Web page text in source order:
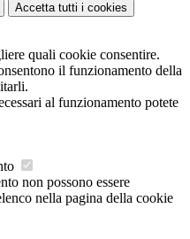
Accetta tutti i cookies
quali cookie consentire.
il funzionamento della
al funzionamento potete
non possono essere
nella pagina della cookie